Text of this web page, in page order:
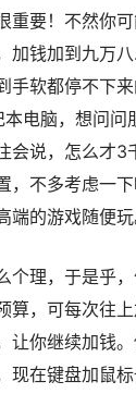
重要！不然你可
加钱加到九万
手软都停不下
电脑，想问问
会说，怎么才3
，不多考虑一
端的游戏随便玩
个理，于是乎
算，可每次往
让你继续加钱
现在键盘加鼠